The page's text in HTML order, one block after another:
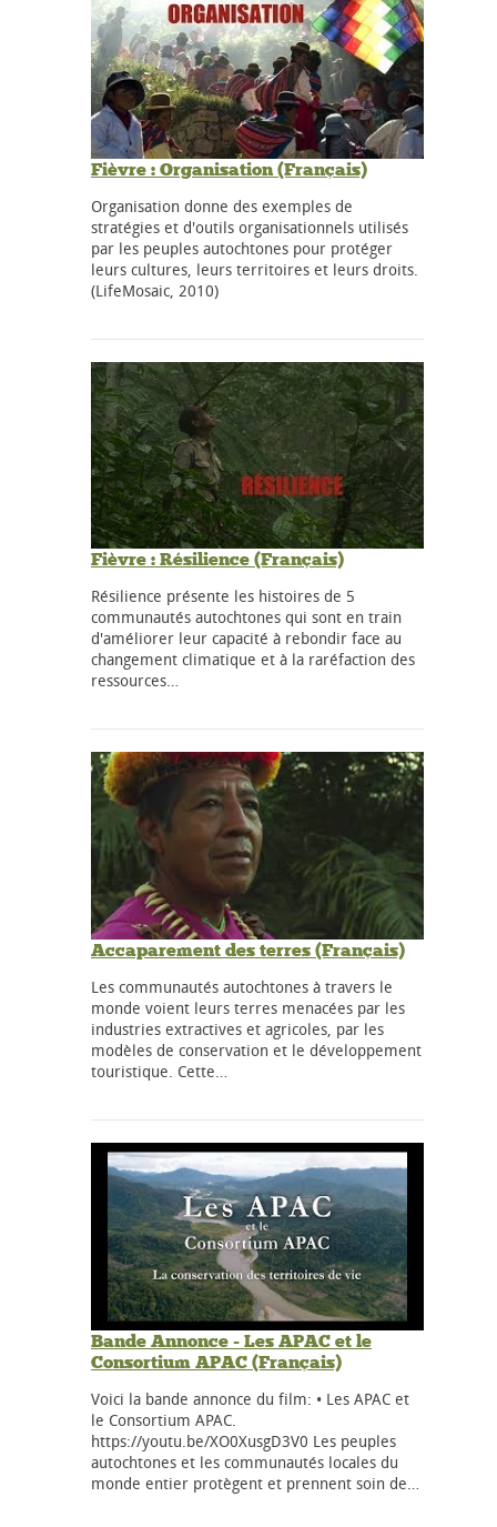
Fièvre : Organisation (Français)
Organisation donne des exemples de
stratégies et d'outils organisationnels utilisés
par les peuples autochtones pour protéger
leurs cultures, leurs territoires et leurs droits.
(LifeMosaic, 2010)
Fièvre : Résilience (Français)
Résilience présente les histoires de 5
communautés autochtones qui sont en train
d'améliorer leur capacité à rebondir face au
changement climatique et à la raréfaction des
ressources…
Accaparement des terres (Français)
Les communautés autochtones à travers le
monde voient leurs terres menacées par les
industries extractives et agricoles, par les
modèles de conservation et le développement
touristique. Cette…
Bande Annonce - Les APAC et le
Consortium APAC (Français)
Voici la bande annonce du film: • Les APAC et
le Consortium APAC.
https://youtu.be/XO0XusgD3V0 Les peuples
autochtones et les communautés locales du
monde entier protègent et prennent soin de…